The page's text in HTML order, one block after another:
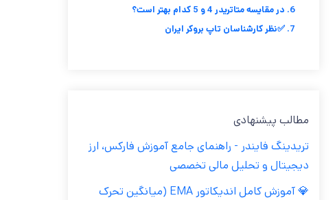
6. در مقایسه متاتریدر 4 و 5 کدام بهتر است؟
7. ✅نظر کارشناسان تاپ بروکر ایران
مطالب پیشنهادی
تریدینگ فایندر - راهنمای جامع آموزش فارکس، ارز
دیجیتال و تحلیل مالی تخصصی
💎 آموزش کامل اندیکاتور EMA (میانگین تحرک